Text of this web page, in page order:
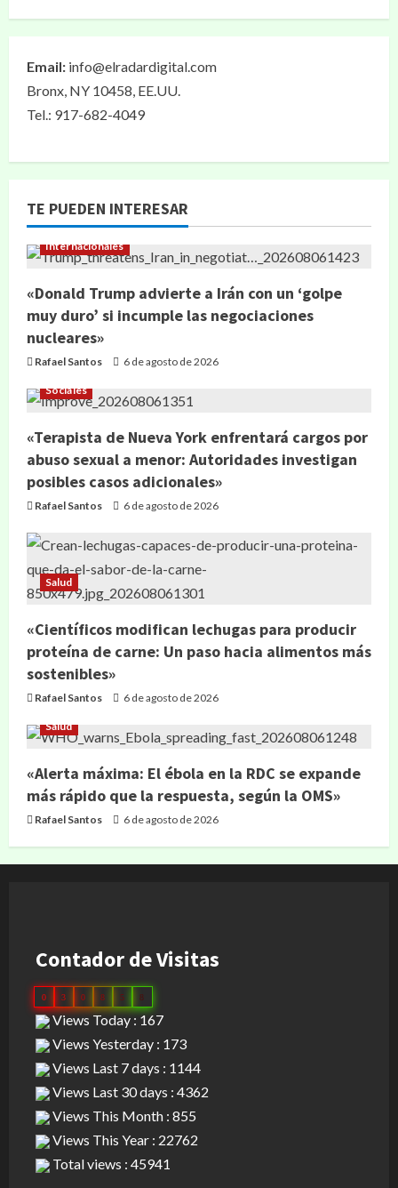
Email: info@elradardigital.com
Bronx, NY 10458, EE.UU.
Tel.: 917-682-4049
TE PUEDEN INTERESAR
Internacionales
«Donald Trump advierte a Irán con un ‘golpe
muy duro’ si incumple las negociaciones
nucleares»
Rafael Santos 6 de agosto de 2026
Sociales
«Terapista de Nueva York enfrentará cargos por
abuso sexual a menor: Autoridades investigan
posibles casos adicionales»
Rafael Santos 6 de agosto de 2026
Salud
«Científicos modifican lechugas para producir
proteína de carne: Un paso hacia alimentos más
sostenibles»
Rafael Santos 6 de agosto de 2026
Salud
«Alerta máxima: El ébola en la RDC se expande
más rápido que la respuesta, según la OMS»
Rafael Santos 6 de agosto de 2026
Contador de Visitas
0 3 0 8 5 8
Views Today : 167
Views Yesterday : 173
Views Last 7 days : 1144
Views Last 30 days : 4362
Views This Month : 855
Views This Year : 22762
Total views : 45941